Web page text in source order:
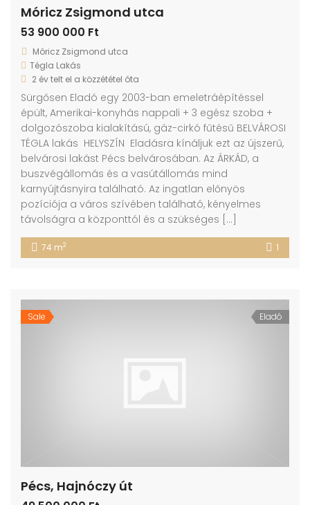
Móricz Zsigmond utca
53 900 000 Ft
Móricz Zsigmond utca
Tégla Lakás
2 év telt el a közzététel óta
Sürgősen Eladó egy 2003-ban emeletráépítéssel
épült, Amerikai-konyhás nappali + 3 egész szoba +
dolgozószoba kialakítású, gáz-cirkó fűtésű BELVÁROSI
TÉGLA lakás HELYSZÍN Eladásra kínáljuk ezt az újszerű,
belvárosi lakást Pécs belvárosában. Az ÁRKÁD, a
buszvégállomás és a vasútállomás mind
karnyújtásnyira található. Az ingatlan előnyös
pozíciója a város szívében található, kényelmes
távolságra a központtól és a szükséges […]
74 m2 1
Sale Eladó
Pécs, Hajnóczy út